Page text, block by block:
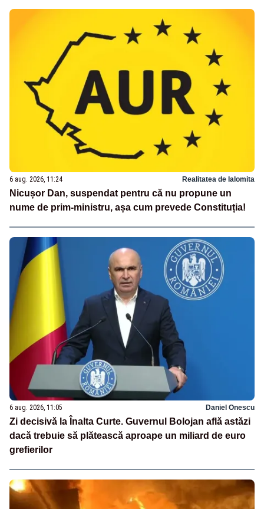
6 aug. 2026, 11:24 Realitatea de Ialomita
Nicușor Dan, suspendat pentru că nu propune un
nume de prim-ministru, așa cum prevede Constituția!
6 aug. 2026, 11:05 Daniel Onescu
Zi decisivă la Înalta Curte. Guvernul Bolojan află astăzi
dacă trebuie să plătească aproape un miliard de euro
grefierilor